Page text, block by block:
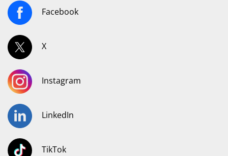
Facebook
X
Instagram
LinkedIn
TikTok